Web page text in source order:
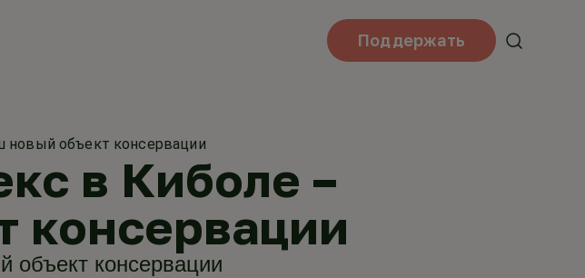
Поддержать
объект консервации
в Киболе –
консервации
консервации